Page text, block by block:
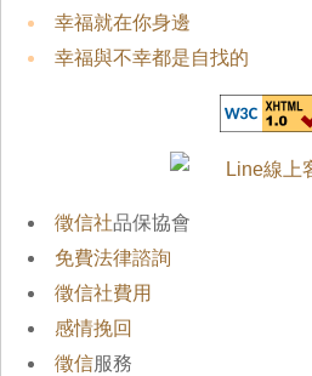
幸福就在你身邊
幸福與不幸都是自找的
徵信社品保協會
免費法律諮詢
徵信社費用
感情挽回
徵信服務